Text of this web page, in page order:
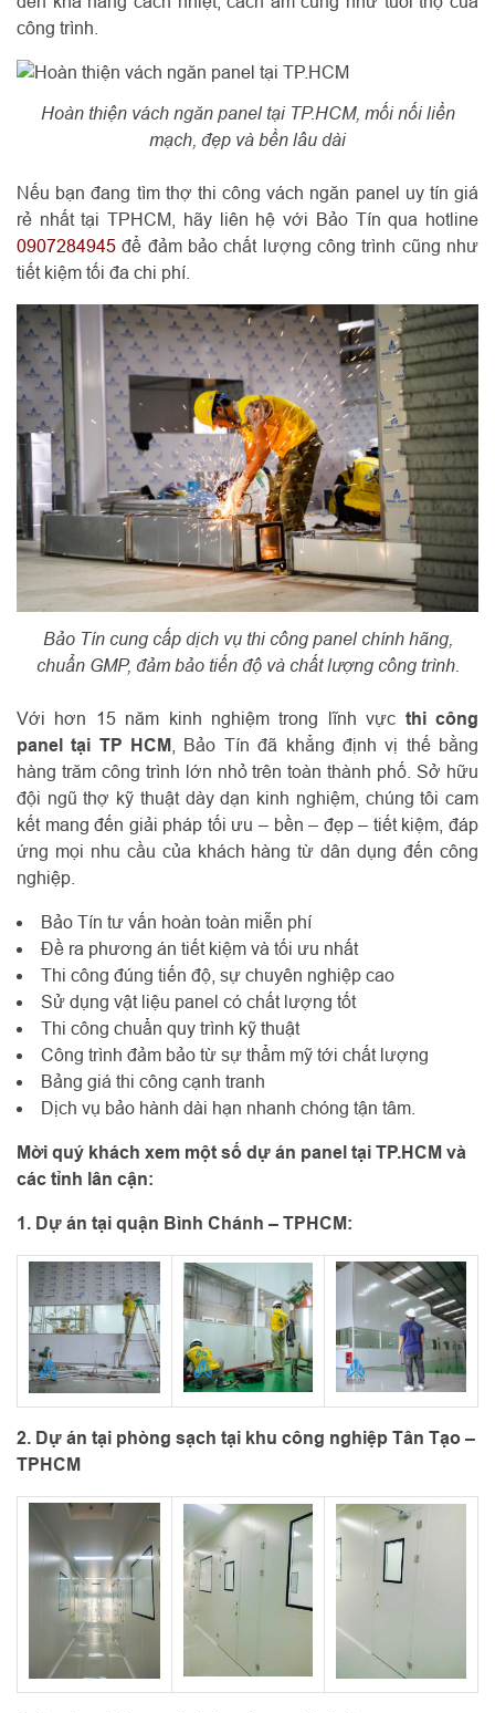
công trình.
Hoàn thiện vách ngăn panel tại TP.HCM, mối nối liền
mạch, đẹp và bền lâu dài
Nếu bạn đang tìm thợ thi công vách ngăn panel uy tín giá
rẻ nhất tại TPHCM, hãy liên hệ với Bảo Tín qua hotline
0907284945 để đảm bảo chất lượng công trình cũng như
tiết kiệm tối đa chi phí.
Bảo Tín cung cấp dịch vụ thi công panel chính hãng,
chuẩn GMP, đảm bảo tiến độ và chất lượng công trình.
Với hơn 15 năm kinh nghiệm trong lĩnh vực thi công
panel tại TP HCM
, Bảo Tín đã khẳng định vị thế bằng
hàng trăm công trình lớn nhỏ trên toàn thành phố. Sở hữu
đội ngũ thợ kỹ thuật dày dạn kinh nghiệm, chúng tôi cam
kết mang đến giải pháp tối ưu – bền – đẹp – tiết kiệm, đáp
ứng mọi nhu cầu của khách hàng từ dân dụng đến công
nghiệp.
Bảo Tín tư vấn hoàn toàn miễn phí
Đề ra phương án tiết kiệm và tối ưu nhất
Thi công đúng tiến độ, sự chuyên nghiệp cao
Sử dụng vật liệu panel có chất lượng tốt
Thi công chuẩn quy trình kỹ thuật
Công trình đảm bảo từ sự thẩm mỹ tới chất lượng
Bảng giá thi công cạnh tranh
Dịch vụ bảo hành dài hạn nhanh chóng tận tâm.
Mời quý khách xem một số dự án panel tại TP.HCM và
các tỉnh lân cận:
1. Dự án tại quận Bình Chánh – TPHCM:
2. Dự án tại phòng sạch tại khu công nghiệp Tân Tạo –
TPHCM